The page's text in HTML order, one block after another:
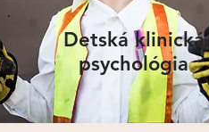
Detská klinická
psychológia